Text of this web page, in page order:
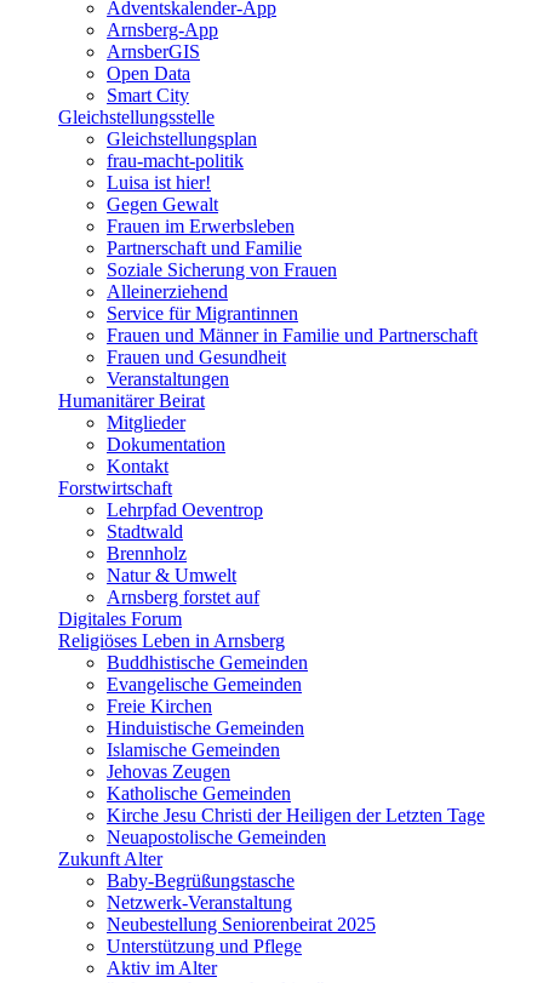
Adventskalender-App
Arnsberg-App
ArnsberGIS
Open Data
Smart City
Gleichstellungsstelle
Gleichstellungsplan
frau-macht-politik
Luisa ist hier!
Gegen Gewalt
Frauen im Erwerbsleben
Partnerschaft und Familie
Soziale Sicherung von Frauen
Alleinerziehend
Service für Migrantinnen
Frauen und Männer in Familie und Partnerschaft
Frauen und Gesundheit
Veranstaltungen
Humanitärer Beirat
Mitglieder
Dokumentation
Kontakt
Forstwirtschaft
Lehrpfad Oeventrop
Stadtwald
Brennholz
Natur & Umwelt
Arnsberg forstet auf
Digitales Forum
Religiöses Leben in Arnsberg
Buddhistische Gemeinden
Evangelische Gemeinden
Freie Kirchen
Hinduistische Gemeinden
Islamische Gemeinden
Jehovas Zeugen
Katholische Gemeinden
Kirche Jesu Christi der Heiligen der Letzten Tage
Neuapostolische Gemeinden
Zukunft Alter
Baby-Begrüßungstasche
Netzwerk-Veranstaltung
Neubestellung Seniorenbeirat 2025
Unterstützung und Pflege
Aktiv im Alter